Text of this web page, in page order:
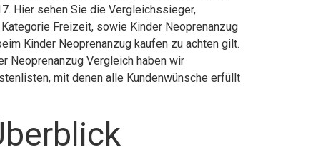
Hier sehen Sie die Vergleichssieger,
Freizeit, sowie Kinder Neoprenanzug
Kinder Neoprenanzug kaufen zu achten gilt.
Neoprenanzug Vergleich haben wir
mit denen alle Kundenwünsche erfüllt